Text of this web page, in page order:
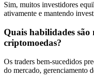
Sim, muitos investidores
ativamente e mantendo
Quais habilidades são
criptomoedas?
Os traders bem-sucedidos
do mercado, gerenciamento